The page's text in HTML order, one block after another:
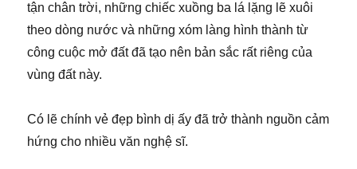
tận chân trời, những chiếc xuồng ba lá lặng lẽ xuôi
theo dòng nước và những xóm làng hình thành từ
công cuộc mở đất đã tạo nên bản sắc rất riêng của
vùng đất này.
Có lẽ chính vẻ đẹp bình dị ấy đã trở thành nguồn cảm
hứng cho nhiều văn nghệ sĩ.